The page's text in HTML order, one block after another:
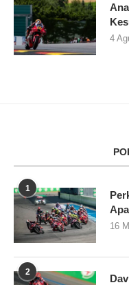
4
1
16
2